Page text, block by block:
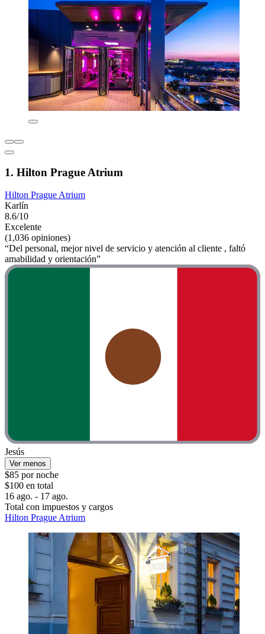
1. Hilton Prague Atrium
Hilton Prague Atrium
Karlín
8.6/10
Excelente
(1,036 opiniones)
“Del personal, mejor nivel de servicio y atención al cliente , faltó
amabilidad y orientación”
Jesús
Ver menos
$85 por noche
$100 en total
16 ago. - 17 ago.
Total con impuestos y cargos
Hilton Prague Atrium